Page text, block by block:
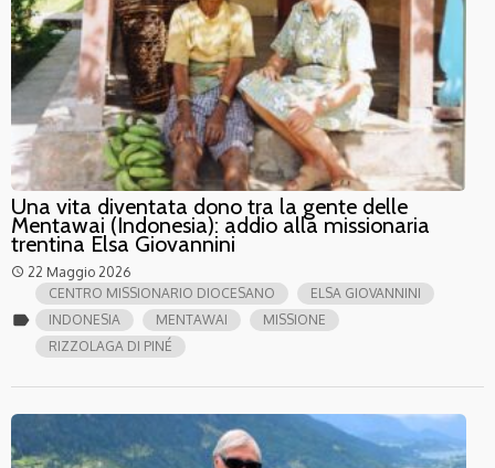
Una vita diventata dono tra la gente delle
Mentawai (Indonesia): addio alla missionaria
trentina Elsa Giovannini
access_time 22 Maggio 2026
label
CENTRO MISSIONARIO DIOCESANO
ELSA GIOVANNINI
INDONESIA
MENTAWAI
MISSIONE
RIZZOLAGA DI PINÉ